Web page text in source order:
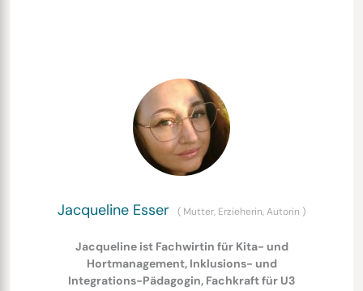
Jacqueline Esser ( Mutter, Erzieherin, Autorin )
Jacqueline ist Fachwirtin für Kita- und
Hortmanagement, Inklusions- und
Integrations-Pädagogin, Fachkraft für U3